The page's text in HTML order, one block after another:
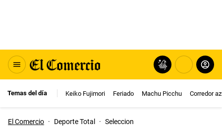
Temas del día Keiko Fujimori Feriado Machu Picchu Corredor
El Comercio · Deporte Total · Seleccion